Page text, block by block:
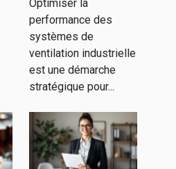
des systèmes
de ventilation
industrielle ?
Optimiser la
performance des
systèmes de
ventilation industrielle
est une démarche
stratégique pour...